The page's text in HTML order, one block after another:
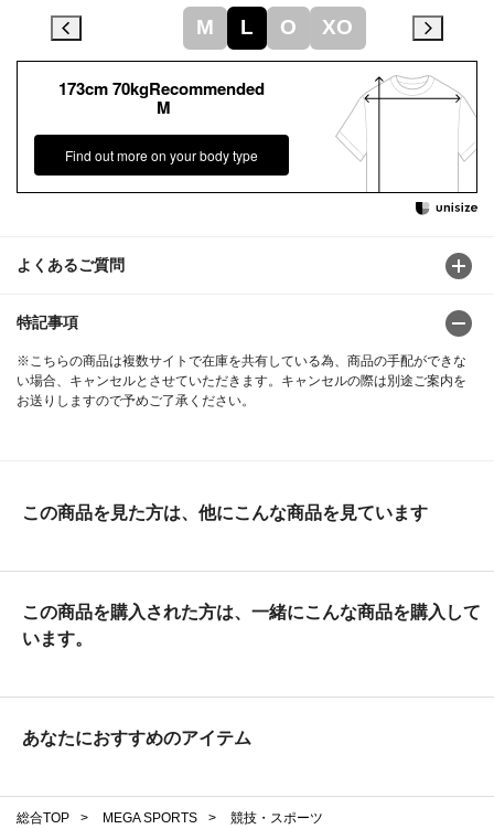
よくあるご質問
特記事項
※こちらの商品は複数サイトで在庫を共有している為、商品の手配ができな
い場合、キャンセルとさせていただきます。キャンセルの際は別途ご案内を
お送りしますので予めご了承ください。
173cm 70kgRecommended
M
Find out more on your body type
M L O XO
この商品を見た方は、他にこんな商品を見ています
この商品を購入された方は、一緒にこんな商品を購入して
います。
あなたにおすすめのアイテム
総合TOP > MEGA SPORTS >
競技・スポーツ